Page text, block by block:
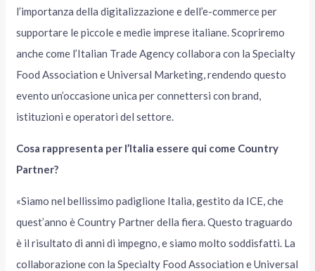
l’importanza della digitalizzazione e dell’e-commerce per
supportare le piccole e medie imprese italiane. Scopriremo
anche come l’Italian Trade Agency collabora con la Specialty
Food Association e Universal Marketing, rendendo questo
evento un’occasione unica per connettersi con brand,
istituzioni e operatori del settore.
Cosa rappresenta per l’Italia essere qui come Country
Partner?
«Siamo nel bellissimo padiglione Italia, gestito da ICE, che
quest’anno è Country Partner della fiera. Questo traguardo
è il risultato di anni di impegno, e siamo molto soddisfatti. La
collaborazione con la Specialty Food Association e Universal